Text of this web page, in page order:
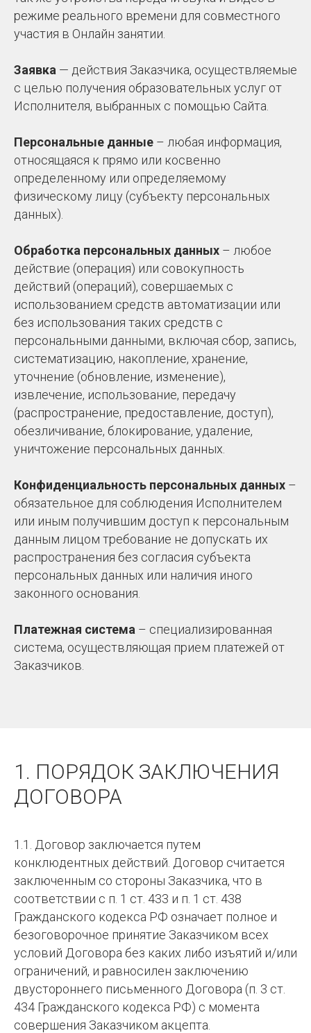
режиме реального времени для совместного
участия в Онлайн занятии.
Заявка — действия Заказчика, осуществляемые
с целью получения образовательных услуг от
Исполнителя, выбранных с помощью Сайта.
Персональные данные – любая информация,
относящаяся к прямо или косвенно
определенному или определяемому
физическому лицу (субъекту персональных
данных).
Обработка персональных данных – любое
действие (операция) или совокупность
действий (операций), совершаемых с
использованием средств автоматизации или
без использования таких средств с
персональными данными, включая сбор, запись,
систематизацию, накопление, хранение,
уточнение (обновление, изменение),
извлечение, использование, передачу
(распространение, предоставление, доступ),
обезличивание, блокирование, удаление,
уничтожение персональных данных.
Конфиденциальность персональных данных –
обязательное для соблюдения Исполнителем
или иным получившим доступ к персональным
данным лицом требование не допускать их
распространения без согласия субъекта
персональных данных или наличия иного
законного основания.
Платежная система – специализированная
система, осуществляющая прием платежей от
Заказчиков.
1. ПОРЯДОК ЗАКЛЮЧЕНИЯ
ДОГОВОРА
1.1. Договор заключается путем
конклюдентных действий. Договор считается
заключенным со стороны Заказчика, что в
соответствии с п. 1 ст. 433 и п. 1 ст. 438
Гражданского кодекса РФ означает полное и
безоговорочное принятие Заказчиком всех
условий Договора без каких либо изъятий и/или
ограничений, и равносилен заключению
двустороннего письменного Договора (п. 3 ст.
434 Гражданского кодекса РФ) с момента
совершения Заказчиком акцепта.